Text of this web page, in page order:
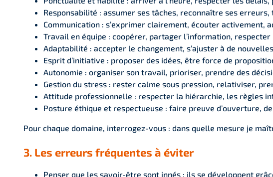
Responsabilité : assumer ses tâches, reconnaître ses erreurs,
Communication : s’exprimer clairement, écouter activement,
Travail en équipe : coopérer, partager l’information, respecter
Adaptabilité : accepter le changement, s’ajuster à de
Esprit d’initiative : proposer des idées, être force de
Autonomie : organiser son travail, prioriser, prendre des
Gestion du stress : rester calme sous pression, relativiser,
Attitude professionnelle : respecter la hiérarchie, les règles
Posture éthique et respectueuse : faire preuve d’ouverture,
Pour chaque domaine, interrogez-vous : dans quelle mesure je
3. Les erreurs fréquentes à éviter
Penser que les savoir-être sont innés : ils se développent